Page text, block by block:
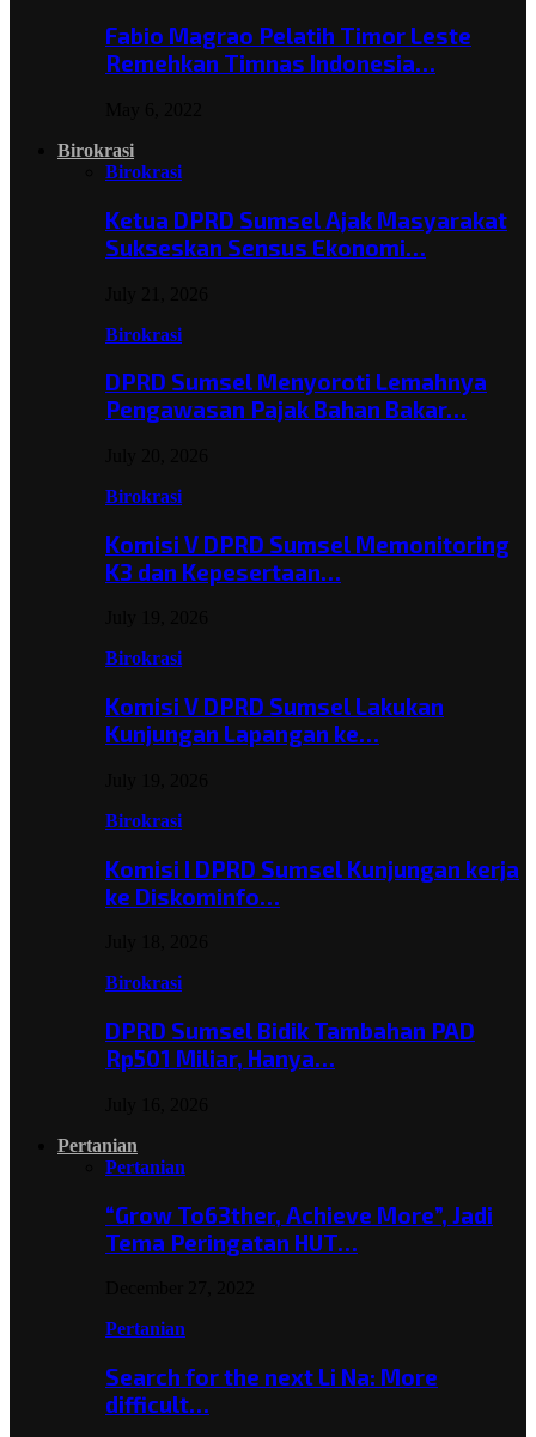
Fabio Magrao Pelatih Timor Leste
Remehkan Timnas Indonesia…
Birokrasi
Birokrasi
Ketua DPRD Sumsel Ajak Masyarakat
Sukseskan Sensus Ekonomi…
Birokrasi
DPRD Sumsel Menyoroti Lemahnya
Pengawasan Pajak Bahan Bakar…
Birokrasi
Komisi V DPRD Sumsel Memonitoring
K3 dan Kepesertaan…
Birokrasi
Komisi V DPRD Sumsel Lakukan
Kunjungan Lapangan ke…
Birokrasi
Komisi I DPRD Sumsel Kunjungan kerja
ke Diskominfo…
Birokrasi
DPRD Sumsel Bidik Tambahan PAD
Rp501 Miliar, Hanya…
Pertanian
Pertanian
“Grow To63ther, Achieve More”, Jadi
Tema Peringatan HUT…
Pertanian
Search for the next Li Na: More
difficult…